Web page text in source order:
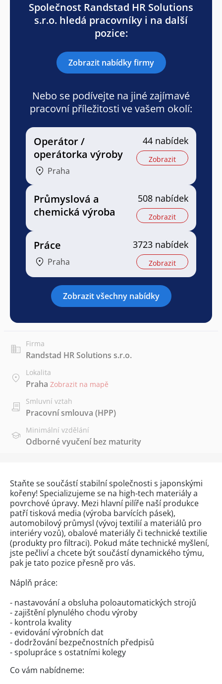
Společnost Randstad HR Solutions
s.r.o. hledá pracovníky i na další
pozice:
Zobrazit nabídky firmy
Nebo se podívejte na jiné zajímavé
pracovní příležitosti ve vašem okolí:
Operátor /
operátorka výroby
Praha
44 nabídek
Zobrazit
Průmyslová a
chemická výroba
508 nabídek
Zobrazit
Práce
Praha
3723 nabídek
Zobrazit
Zobrazit všechny nabídky
Firma
Randstad HR Solutions s.r.o.
Lokalita
Praha Zobrazit na mapě
Smluvní vztah
Pracovní smlouva (HPP)
Minimální vzdělání
Odborné vyučení bez maturity
Staňte se součástí stabilní společnosti s japonskými
kořeny! Specializujeme se na high-tech materiály a
povrchové úpravy. Mezi hlavní pilíře naší produkce
patří tisková media (výroba barvících pásek),
automobilový průmysl (vývoj textilií a materiálů pro
interiéry vozů), obalové materiály či technické textilie
(produkty pro filtraci). Pokud máte technické myšlení,
jste pečliví a chcete být součástí dynamického týmu,
pak je tato pozice přesně pro vás.
Náplň práce:
- nastavování a obsluha poloautomatických strojů
- zajištění plynulého chodu výroby
- kontrola kvality
- evidování výrobních dat
- dodržování bezpečnostních předpisů
- spolupráce s ostatními kolegy
Co vám nabídneme: